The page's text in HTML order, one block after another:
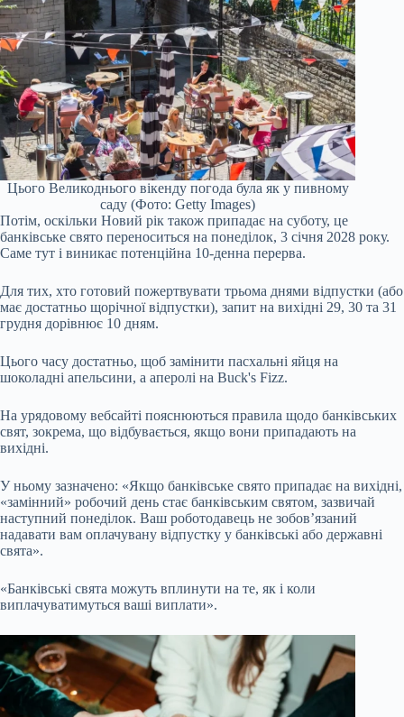
Цього Великоднього вікенду погода була як у пивному
саду (Фото: Getty Images)
Потім, оскільки Новий рік також припадає на суботу, це
банківське свято переноситься на понеділок, 3 січня 2028 року.
Саме тут і виникає потенційна 10-денна перерва.
Для тих, хто готовий пожертвувати трьома днями відпустки (або
має достатньо щорічної відпустки), запит на вихідні 29, 30 та 31
грудня дорівнює 10 дням.
Цього часу достатньо, щоб замінити пасхальні яйця на
шоколадні апельсини, а аперолі на Buck's Fizz.
На урядовому вебсайті пояснюються правила щодо банківських
свят, зокрема, що відбувається, якщо вони припадають на
вихідні.
У ньому зазначено: «Якщо банківське свято припадає на вихідні,
«замінний» робочий день стає банківським святом, зазвичай
наступний понеділок. Ваш роботодавець не зобов’язаний
надавати вам оплачувану відпустку у банківські або державні
свята».
«Банківські свята можуть вплинути на те, як і коли
виплачуватимуться ваші виплати».